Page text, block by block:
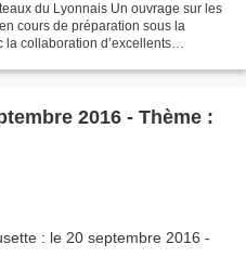
du Lyonnais Un ouvrage sur les
cours de préparation sous la
collaboration d’excellents
2016 - Thème :